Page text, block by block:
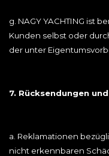
g. NAGY YACHTING ist
Kunden selbst oder
der unter
7. Rücksendungen
a. Reklamationen
nicht erkennbaren